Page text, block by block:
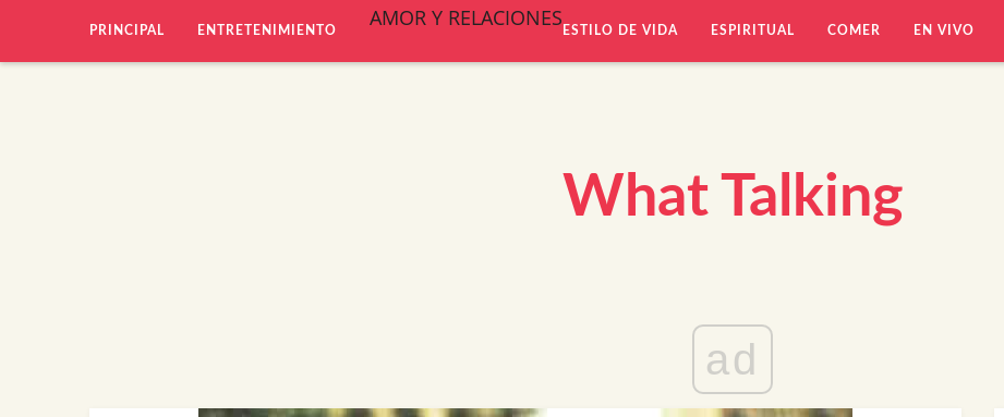
PRINCIPAL ENTRETENIMIENTO AMOR Y RELACIONES ESTILO DE VIDA ESPIRITUAL COMER EN VIVO
What Talking
ad